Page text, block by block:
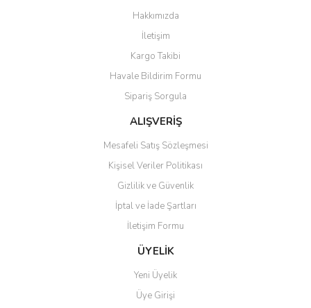
Yorum Yaz
Ürün resmi kalitesiz, bozuk veya görüntülenemiyor.
Ürün açıklamasında eksik bilgiler bulunuyor.
Ürün bilgilerinde hatalar bulunuyor.
Ürün fiyatı diğer sitelerden daha pahalı.
Bu ürüne benzer farklı alternatifler olmalı.
Gönder
Hakkımızda
İletişim
Kargo Takibi
Havale Bildirim Formu
Sipariş Sorgula
ALIŞVERİŞ
Mesafeli Satış Sözleşmesi
Kişisel Veriler Politikası
Gizlilik ve Güvenlik
İptal ve İade Şartları
İletişim Formu
ÜYELİK
Yeni Üyelik
Üye Girişi